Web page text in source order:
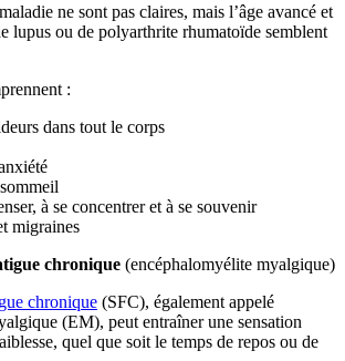
ne sont pas claires, mais l’âge avancé et
lupus ou de polyarthrite rhumatoïde semblent
:
dans tout le corps
à se concentrer et à se souvenir
migraines
chronique (encéphalomyélite myalgique)
chronique (SFC), également appelé
(EM), peut entraîner une sensation
quel que soit le temps de repos ou de